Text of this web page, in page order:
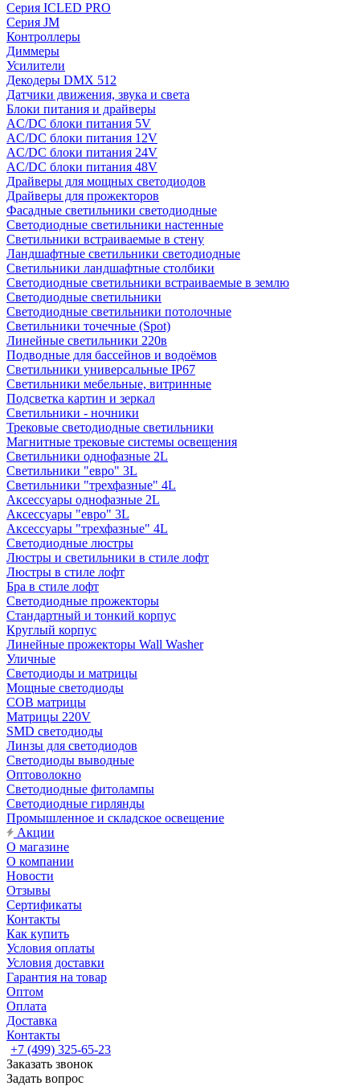
Серия ICLED PRO
Серия JM
Контроллеры
Диммеры
Усилители
Декодеры DMX 512
Датчики движения, звука и света
Блоки питания и драйверы
AC/DC блоки питания 5V
AC/DC блоки питания 12V
AC/DC блоки питания 24V
AC/DC блоки питания 48V
Драйверы для мощных светодиодов
Драйверы для прожекторов
Фасадные светильники светодиодные
Светодиодные светильники настенные
Светильники встраиваемые в стену
Ландшафтные светильники светодиодные
Светильники ландшафтные столбики
Светодиодные светильники встраиваемые в землю
Светодиодные светильники
Светодиодные светильники потолочные
Светильники точечные (Spot)
Линейные светильники 220в
Подводные для бассейнов и водоёмов
Светильники универсальные IP67
Светильники мебельные, витринные
Подсветка картин и зеркал
Светильники - ночники
Трековые светодиодные светильники
Магнитные трековые системы освещения
Светильники однофазные 2L
Светильники "евро" 3L
Светильники "трехфазные" 4L
Аксессуары однофазные 2L
Аксессуары "евро" 3L
Аксессуары "трехфазные" 4L
Светодиодные люстры
Люстры и светильники в стиле лофт
Люстры в стиле лофт
Бра в стиле лофт
Светодиодные прожекторы
Стандартный и тонкий корпус
Круглый корпус
Линейные прожекторы Wall Washer
Уличные
Светодиоды и матрицы
Мощные светодиоды
COB матрицы
Матрицы 220V
SMD светодиоды
Линзы для светодиодов
Светодиоды выводные
Оптоволокно
Светодиодные фитолампы
Светодиодные гирлянды
Промышленное и складское освещение
Акции
О магазине
О компании
Новости
Отзывы
Сертификаты
Контакты
Как купить
Условия оплаты
Условия доставки
Гарантия на товар
Оптом
Оплата
Доставка
Контакты
+7 (499) 325-65-23
Заказать звонок
Задать вопрос